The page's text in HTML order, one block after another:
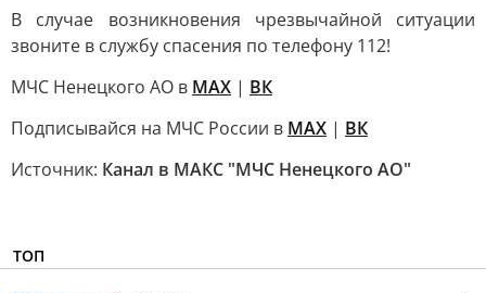
В случае возникновения чрезвычайной ситуации
звоните в службу спасения по телефону 112!
МЧС Ненецкого АО в MAX | ВК
Подписывайся на МЧС России в MAX | ВК
Источник: Канал в МАКС "МЧС Ненецкого АО"
ТОП